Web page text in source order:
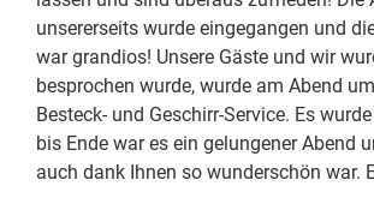
unsererseits wurde eingegangen und
war grandios! Unsere Gäste und wir
besprochen wurde, wurde am Abend
Besteck- und Geschirr-Service. Es
bis Ende war es ein gelungener Abend
auch dank Ihnen so wunderschön war.